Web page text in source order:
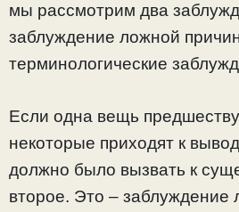
мы рассмотрим два
заблуждение ложной
терминологические
Если одна вещь
некоторые приходят к
должно было вызвать к
второе. Это – заблуждение